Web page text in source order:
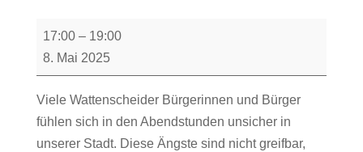
Selbstverteidigung
mit
Alltagsgegenständen
17:00 – 19:00
8. Mai 2025
Viele Wattenscheider Bürgerinnen und Bürger
fühlen sich in den Abendstunden unsicher in
unserer Stadt. Diese Ängste sind nicht greifbar,